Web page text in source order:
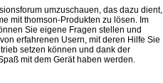
umzuschauen, das dazu dient,
mit thomson-Produkten zu lösen. Im
Sie eigene Fragen stellen und
erfahrenen Usern, mit deren Hilfe Sie
setzen können und dank der
mit dem Gerät haben werden.